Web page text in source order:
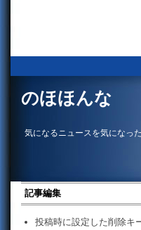
のほほんな
気になるニュースを気になっ
記事編集
投稿時に設定した削除キ